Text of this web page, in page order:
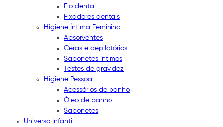
Fio dental
Fixadores dentais
Higiene Íntima Feminina
Absorventes
Ceras e depilatórios
Sabonetes íntimos
Testes de gravidez
Higiene Pessoal
Acessórios de banho
Óleo de banho
Sabonetes
Universo Infantil